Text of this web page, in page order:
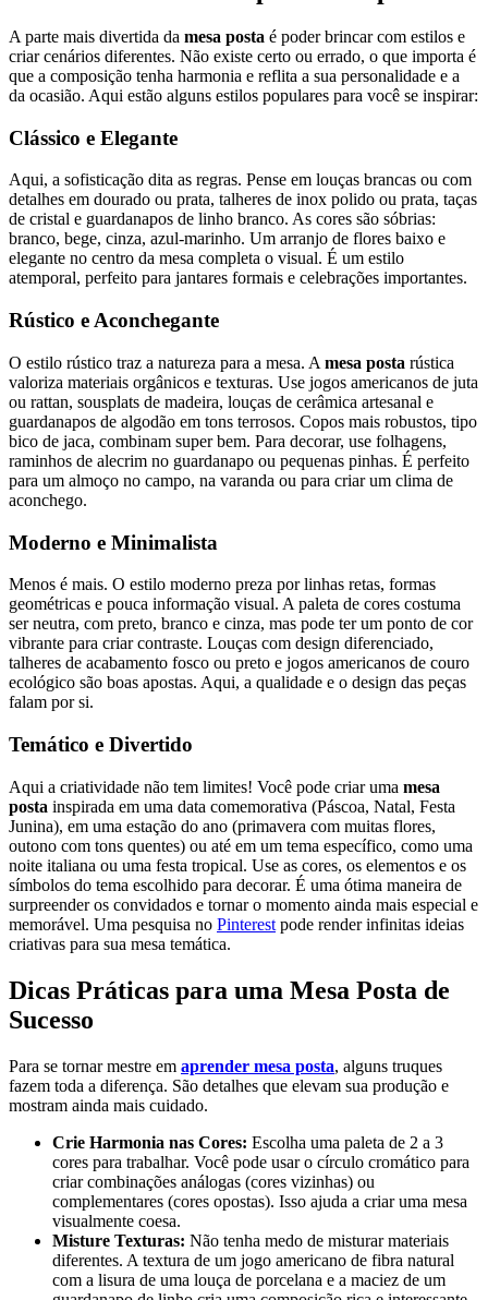
A parte mais divertida da mesa posta é poder brincar com estilos e
criar cenários diferentes. Não existe certo ou errado, o que importa é
que a composição tenha harmonia e reflita a sua personalidade e a
da ocasião. Aqui estão alguns estilos populares para você se inspirar:
Clássico e Elegante
Aqui, a sofisticação dita as regras. Pense em louças brancas ou com
detalhes em dourado ou prata, talheres de inox polido ou prata, taças
de cristal e guardanapos de linho branco. As cores são sóbrias:
branco, bege, cinza, azul-marinho. Um arranjo de flores baixo e
elegante no centro da mesa completa o visual. É um estilo
atemporal, perfeito para jantares formais e celebrações importantes.
Rústico e Aconchegante
O estilo rústico traz a natureza para a mesa. A mesa posta rústica
valoriza materiais orgânicos e texturas. Use jogos americanos de juta
ou rattan, sousplats de madeira, louças de cerâmica artesanal e
guardanapos de algodão em tons terrosos. Copos mais robustos, tipo
bico de jaca, combinam super bem. Para decorar, use folhagens,
raminhos de alecrim no guardanapo ou pequenas pinhas. É perfeito
para um almoço no campo, na varanda ou para criar um clima de
aconchego.
Moderno e Minimalista
Menos é mais. O estilo moderno preza por linhas retas, formas
geométricas e pouca informação visual. A paleta de cores costuma
ser neutra, com preto, branco e cinza, mas pode ter um ponto de cor
vibrante para criar contraste. Louças com design diferenciado,
talheres de acabamento fosco ou preto e jogos americanos de couro
ecológico são boas apostas. Aqui, a qualidade e o design das peças
falam por si.
Temático e Divertido
Aqui a criatividade não tem limites! Você pode criar uma mesa
posta inspirada em uma data comemorativa (Páscoa, Natal, Festa
Junina), em uma estação do ano (primavera com muitas flores,
outono com tons quentes) ou até em um tema específico, como uma
noite italiana ou uma festa tropical. Use as cores, os elementos e os
símbolos do tema escolhido para decorar. É uma ótima maneira de
surpreender os convidados e tornar o momento ainda mais especial e
memorável. Uma pesquisa no Pinterest pode render infinitas ideias
criativas para sua mesa temática.
Dicas Práticas para uma Mesa Posta de
Sucesso
Para se tornar mestre em aprender mesa posta, alguns truques
fazem toda a diferença. São detalhes que elevam sua produção e
mostram ainda mais cuidado.
Crie Harmonia nas Cores: Escolha uma paleta de 2 a 3
cores para trabalhar. Você pode usar o círculo cromático para
criar combinações análogas (cores vizinhas) ou
complementares (cores opostas). Isso ajuda a criar uma mesa
visualmente coesa.
Misture Texturas: Não tenha medo de misturar materiais
diferentes. A textura de um jogo americano de fibra natural
com a lisura de uma louça de porcelana e a maciez de um